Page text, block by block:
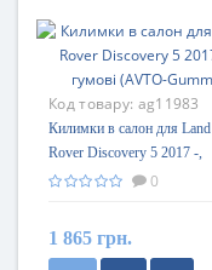
Код товару: ag11983
Килимки в салон для Land
Rover Discovery 5 2017 -,
гумові (AVTO-Gumm)
0
1 865 грн.